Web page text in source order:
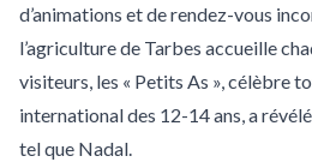
d’animations et de rendez-vous
l’agriculture de Tarbes accueille
visiteurs, les « Petits As », célèbre
international des 12-14 ans, a
tel que Nadal.